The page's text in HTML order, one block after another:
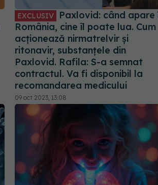
EXCLUSIV
Paxlovid: când apare
România, cine îl poate lua. Cum
acționează nirmatrelvir și
ritonavir, substanțele din
Paxlovid. Rafila: S-a semnat
contractul. Va fi disponibil la
recomandarea medicului
09 oct 2023, 13:08